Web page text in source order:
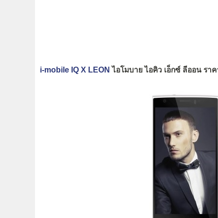
i-mobile IQ X LEON ไอโมบาย ไอคิว เอ็กซ์ ลีออน ราค